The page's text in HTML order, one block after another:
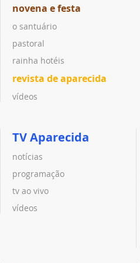
novena e festa
o santuário
pastoral
rainha hotéis
revista de aparecida
vídeos
TV Aparecida
notícias
programação
tv ao vivo
vídeos